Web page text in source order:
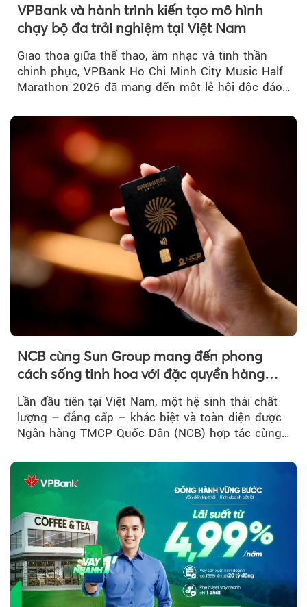
VPBank và hành trình kiến tạo mô hình
chạy bộ đa trải nghiệm tại Việt Nam
Giao thoa giữa thể thao, âm nhạc và tinh thần
chinh phục, VPBank Ho Chi Minh City Music Half
Marathon 2026 đã mang đến một lễ hội độc đáo
NCB cùng Sun Group mang đến phong
cách sống tinh hoa với đặc quyền hàng
Lần đầu tiên tại Việt Nam, một hệ sinh thái chất
lượng – đẳng cấp – khác biệt và toàn diện được
Ngân hàng TMCP Quốc Dân (NCB) hợp tác cùng